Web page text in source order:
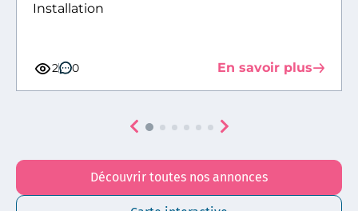
Installation
2 0 En savoir plus
Découvrir toutes nos annonces